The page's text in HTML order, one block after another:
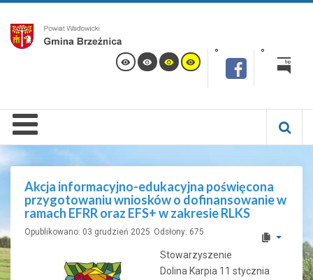
Akcja informacyjno-edukacyjna poświęcona
przygotowaniu wniosków o dofinansowanie w
ramach EFRR oraz EFS+ w zakresie RLKS
Opublikowano: 03 grudzień 2025 Odsłony: 675
Stowarzyszenie
Dolina Karpia 11 stycznia